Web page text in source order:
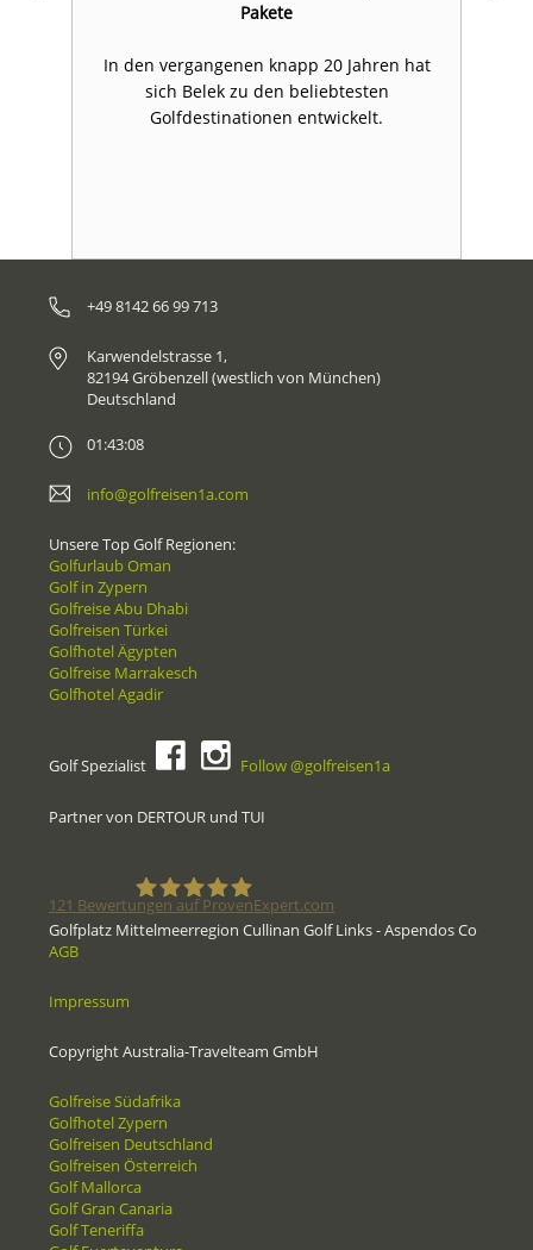
Pakete
In den vergangenen knapp 20 Jahren hat
sich Belek zu den beliebtesten
Golfdestinationen entwickelt.
+49 8142 66 99 713
Karwendelstrasse 1,
82194 Gröbenzell (westlich von München)
Deutschland
01:43:08
info@golfreisen1a.com
Unsere Top Golf Regionen:
Golfurlaub Oman
Golf in Zypern
Golfreise Abu Dhabi
Golfreisen Türkei
Golfhotel Ägypten
Golfreise Marrakesch
Golfhotel Agadir
Golf Spezialist Follow @golfreisen1a
Partner von DERTOUR und TUI
121 Bewertungen auf ProvenExpert.com
Golfplatz Mittelmeerregion Cullinan Golf Links - Aspendos Co
AGB
Impressum
Copyright Australia-Travelteam GmbH
Golfreise Südafrika
Golfhotel Zypern
Golfreisen Deutschland
Golfreisen Österreich
Golf Mallorca
Golf Gran Canaria
Golf Teneriffa